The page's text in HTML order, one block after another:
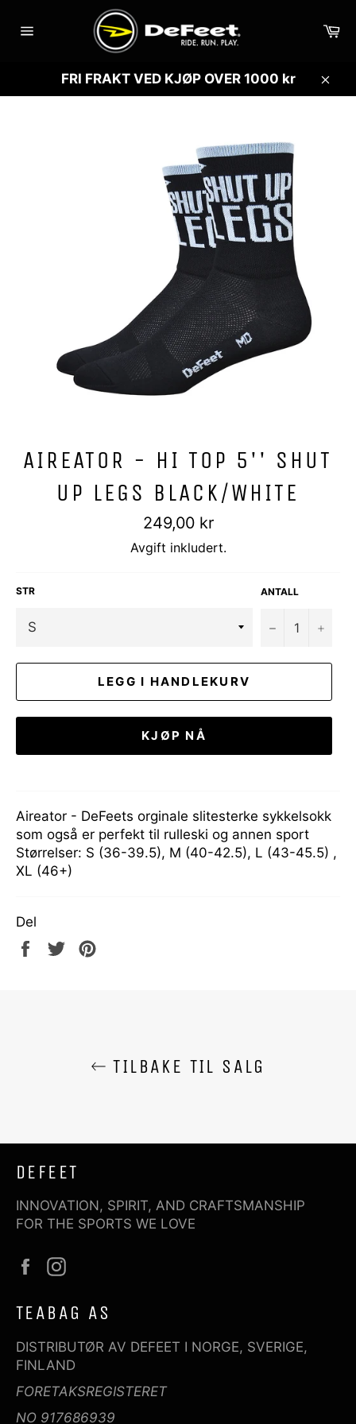
videre
Sidenavigasjon
FRI FRAKT VED KJØP OVER 1000 kr
Lukk
AIREATOR - HI TOP 5'' SHUT
UP LEGS BLACK/WHITE
Vanlig
pris
249,00 kr
Avgift inkludert.
STR ANTALL
− +
LEGG I HANDLEKURV
KJØP NÅ
Aireator - DeFeets orginale slitesterke sykkelsokk
som også er perfekt til rulleski og annen sport
Størrelser: S (36-39.5), M (40-42.5), L (43-45.5) ,
XL (46+)
Del
Del
Tweet
TILBAKE TIL SALG
DEFEET
INNOVATION, SPIRIT, AND CRAFTSMANSHIP
FOR THE SPORTS WE LOVE
Facebook
TEABAG AS
DISTRIBUTØR AV DEFEET I NORGE, SVERIGE,
FINLAND
FORETAKSREGISTERET
NO 917686939